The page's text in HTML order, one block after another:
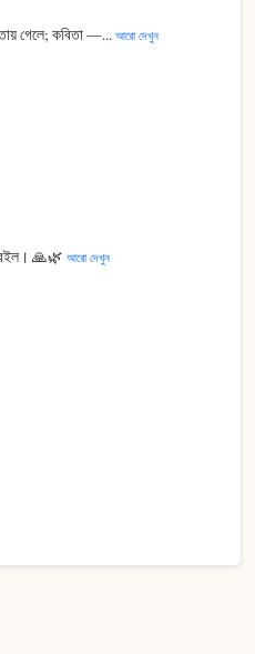
গেলে; কবিতা —... আরো দেখুন
রইল। 🙏🌿 আরো দেখুন